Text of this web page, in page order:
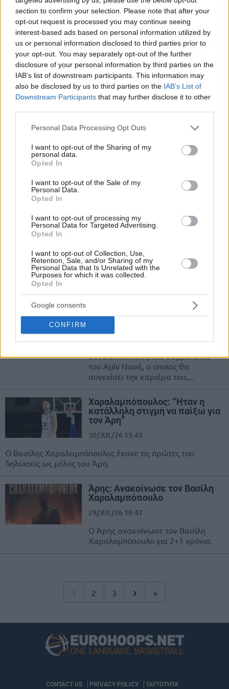
section to confirm your selection. Please note that after your
opt-out request is processed you may continue seeing
interest-based ads based on personal information utilized by
us or personal information disclosed to third parties prior to
your opt-out. You may separately opt-out of the further
disclosure of your personal information by third parties on the
IAB’s list of downstream participants. This information may
also be disclosed by us to third parties on the IAB’s List of
Downstream Participants that may further disclose it to other
Please note that this website/app uses one or more Google
not limited to your visit or usage behaviour. You may click to
grant or deny consent to Google and its third-party tags to
use your data for below specified purposes in below Google
consent section.
Personal Data Processing Opt Outs
I want to opt-out of the Sharing of my
personal data.
Opted In
I want to opt-out of the Sale of my
Personal Data.
Opted In
I want to opt-out of processing my
Personal Data for Targeted Advertising.
Opted In
I want to opt-out of Collection, Use,
Retention, Sale, and/or Sharing of my
Personal Data that Is Unrelated with the
Purposes for which it was collected.
Opted In
Google consents
CONFIRM
των ανερχόμενων παικτών στο Ευρωμπάσκετ U18.
Ο ΝτεΤζούλιους στην
Μπεσίκτας!
01/AUG/26 10:55
Ο Ντέιβιντ ΝτεΤζούλιους
ανακοινώθηκε από την Μπεσίκτας...
Χάποελ Ιερουσαλήμ: Επίσημα ο
31/JUL/26 11:13
Η Χάποελ Ιερουσαλήμ ανακοίνωσε
χρόνο...
φόρεσα αυτήν τη φανέλα,
πίστευα θα ήταν για πολλά
31/JUL/26 08:20
Ο Αμίν Νουά αποχαιρέτησε τον Άρη και τους φιλάθλους
Αμίν Νουά: Τέλος από τον Άρη,
τον ανακοίνωσε η Μάλαγα
συναινέσει λύση του συμβολαίου
του Αμίν Νουά, ο οποίος θα
συνεχίσει την καριέρα του,...
Χαραλαμπόπουλος: “Ήταν η
κατάλληλη στιγμή να παίξω για
τον Άρη”
30/JUL/26 13:45
Ο Βασίλης Χαραλαμπόπουλος έκανε τις πρώτες του
δηλώσεις ως μέλος του Άρη.
Άρης: Ανακοίνωσε τον Βασίλη
Χαραλαμπόπουλο
29/JUL/26 18:47
Ο Άρης ανακοίνωσε τον Βασίλη
Χαραλαμπόπουλο για 2+1 χρόνια.
1 2 3 › »
CONTACT US PRIVACY POLICY ΤΑΥΤΟΤΗΤΑ